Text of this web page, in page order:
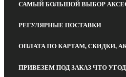
САМЫЙ БОЛЬШОЙ ВЫБОР
РЕГУЛЯРНЫЕ ПОСТАВКИ
ОПЛАТА ПО КАРТАМ, СКИДКИ,
ПРИВЕЗЕМ ПОД ЗАКАЗ ЧТО